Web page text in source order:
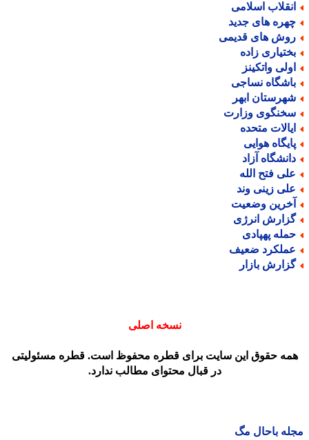
اسلامی
های جدید
های قدیمی
زاده
واتکینز
نساجی
ابهر
وزارت
متحده
هوایی
آزاد
فتح الله
زینی وند
وضعیت
انرژی
پهپادی
ضعیف
بازار
نسخه اصلی
حقوق این سایت برای قطره محفوظ است. قطره مسئولیتی
در قبال محتوای مطالب ندارد.
باحال مگ